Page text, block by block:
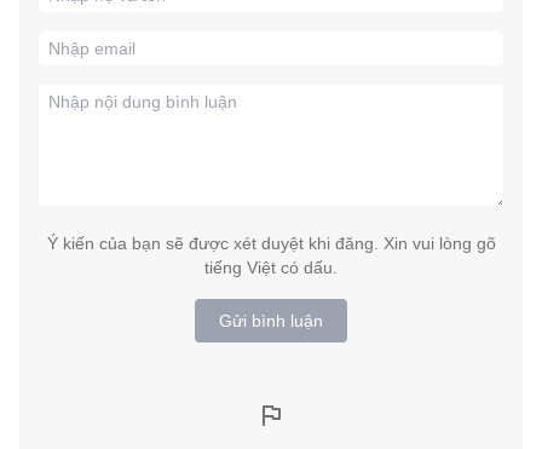
Ý kiến của bạn sẽ được xét duyệt khi đăng. Xin vui lòng gõ
tiếng Việt có dấu.
Gửi bình luận